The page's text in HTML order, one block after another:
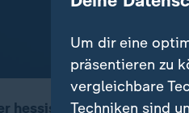
hessische
Um dir eine
präsentieren zu
vergleichbare
Techniken sind